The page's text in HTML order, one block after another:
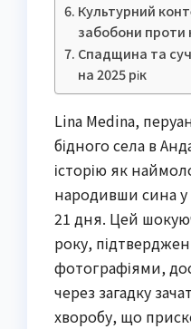
Культурний
забобони проти
Спадщина та
на 2025 рік
Lina Medina,
бідного села в
історію як
народивши сина у
21 дня. Цей
року,
фотографіями,
через загадку
хворобу, що